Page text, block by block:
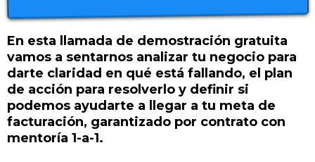
En esta llamada de demostración gratuita
vamos a sentarnos analizar tu negocio para
darte claridad en qué está fallando, el plan
de acción para resolverlo y definir si
podemos ayudarte a llegar a tu meta de
facturación, garantizado por contrato con
mentoría 1-a-1.